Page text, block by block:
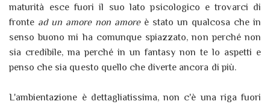
maturità esce fuori il suo lato psicologico e trovarci di
fronte ad un amore non amore è stato un qualcosa che in
senso buono mi ha comunque spiazzato, non perché non
sia credibile, ma perché in un fantasy non te lo aspetti e
penso che sia questo quello che diverte ancora di più.
L'ambientazione è dettagliatissima, non c'è una riga fuori